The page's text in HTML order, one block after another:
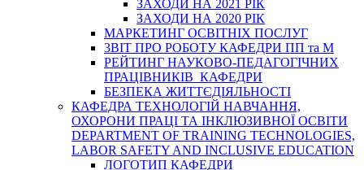
ЗАХОДИ НА 2021 РІК
ЗАХОДИ НА 2020 РІК
МАРКЕТИНГ ОСВІТНІХ ПОСЛУГ
3BIT ПРО РОБОТУ КАФЕДРИ ПП та М
РЕЙТИНГ НАУКОВО-ПЕДАГОГІЧНИХ
ПРАЦІВНИКІВ КАФЕДРИ
БЕЗПЕКА ЖИТТЄДІЯЛЬНОСТІ
КАФЕДРА ТЕХНОЛОГІЙ НАВЧАННЯ,
ОХОРОНИ ПРАЦІ ТА ІНКЛЮЗИВНОЇ ОСВІТИ
DEPARTMENT OF TRAINING TECHNOLOGIES,
LABOR SAFETY AND INCLUSIVE EDUCATION
ЛОГОТИП КАФЕДРИ